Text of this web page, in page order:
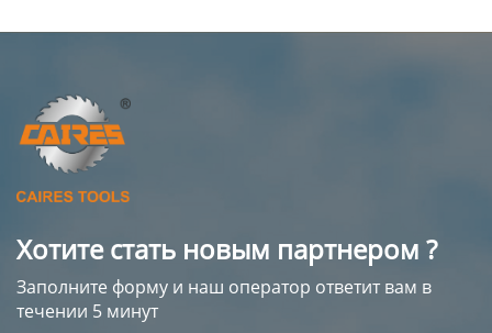
Хотите стать новым партнером ?
Заполните форму и наш оператор ответит вам в
течении 5 минут